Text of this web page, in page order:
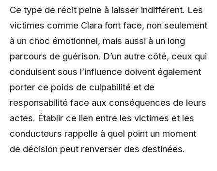
Ce type de récit peine à laisser indifférent. Les
victimes comme Clara font face, non seulement
à un choc émotionnel, mais aussi à un long
parcours de guérison. D’un autre côté, ceux qui
conduisent sous l’influence doivent également
porter ce poids de culpabilité et de
responsabilité face aux conséquences de leurs
actes. Établir ce lien entre les victimes et les
conducteurs rappelle à quel point un moment
de décision peut renverser des destinées.